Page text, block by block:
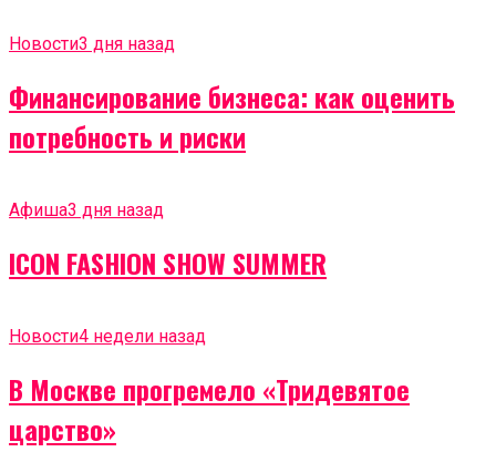
Новости3 дня назад
Финансирование бизнеса: как оценить
потребность и риски
Афиша3 дня назад
ICON FASHION SHOW SUMMER
Новости4 недели назад
В Москве прогремело «Тридевятое
царство»